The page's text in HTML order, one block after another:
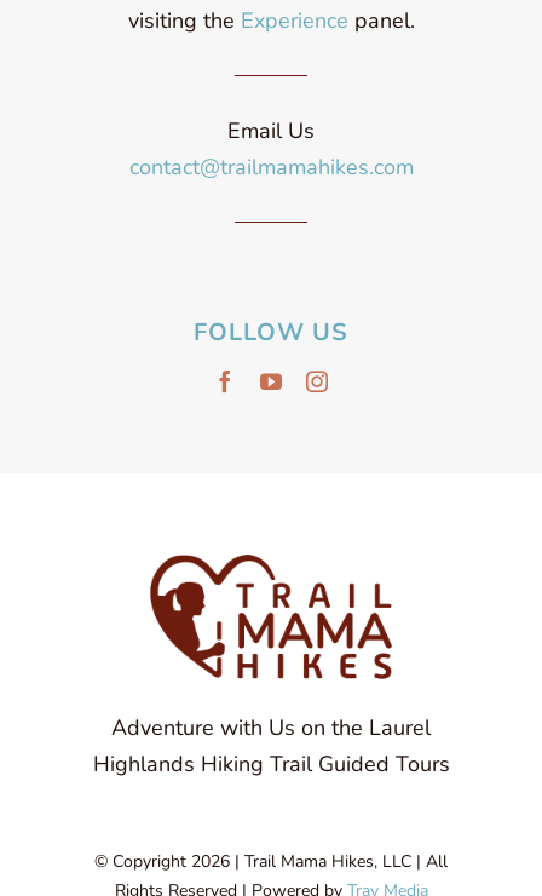
visiting the Experience panel.
Email Us
contact@trailmamahikes.com
FOLLOW US
Adventure with Us on the Laurel
Highlands Hiking Trail Guided Tours
© Copyright 2026 | Trail Mama Hikes, LLC | All
Rights Reserved | Powered by Trav Media